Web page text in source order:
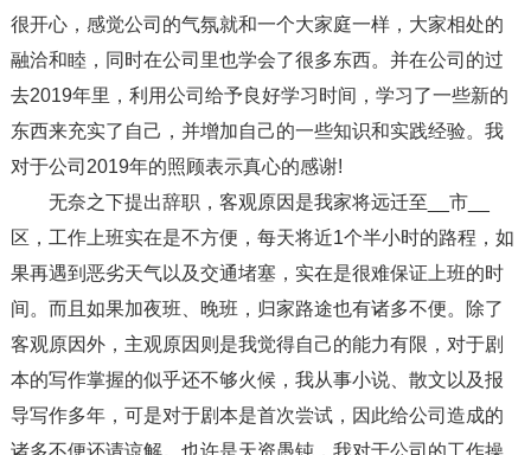
很开心，感觉公司的气氛就和一个大家庭一样，大家相处的
融洽和睦，同时在公司里也学会了很多东西。并在公司的过
去2019年里，利用公司给予良好学习时间，学习了一些新的
东西来充实了自己，并增加自己的一些知识和实践经验。我
对于公司2019年的照顾表示真心的感谢!
无奈之下提出辞职，客观原因是我家将远迁至__市__
区，工作上班实在是不方便，每天将近1个半小时的路程，如
果再遇到恶劣天气以及交通堵塞，实在是很难保证上班的时
间。而且如果加夜班、晚班，归家路途也有诸多不便。除了
客观原因外，主观原因则是我觉得自己的能力有限，对于剧
本的写作掌握的似乎还不够火候，我从事小说、散文以及报
导写作多年，可是对于剧本是首次尝试，因此给公司造成的
诸多不便还请谅解。也许是天资愚钝，我对于公司的工作操